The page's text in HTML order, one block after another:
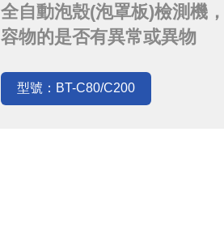
全自動泡殼(泡罩板)檢測機
容物的是否有異常或異物
型號：BT-C80/C200